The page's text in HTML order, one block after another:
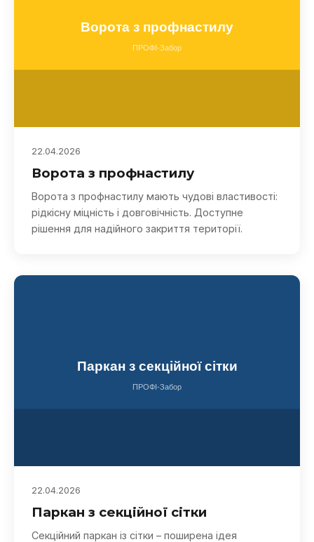
22.04.2026
Ворота з профнастилу
Ворота з профнастилу мають чудові властивості:
рідкісну міцність і довговічність. Доступне
рішення для надійного закриття території.
22.04.2026
Паркан з секційної сітки
Секційний паркан із сітки – поширена ідея